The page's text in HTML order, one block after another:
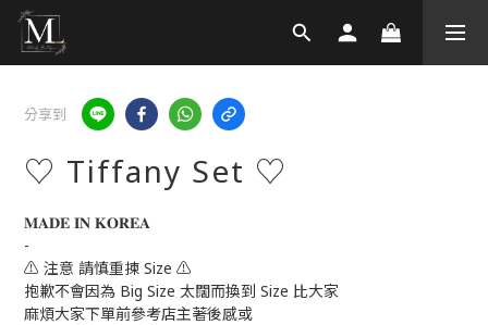
分享到
♡ Tiffany Set ♡
𝐌𝐀𝐃𝐄 𝐈𝐍 𝐊𝐎𝐑𝐄𝐀
-
⚠️ 注意 請慎重揀 Size ⚠️
抱歉不會因為 Big Size 太闊而換到 Size 比大家
麻煩大家下單前參考店主著後感或